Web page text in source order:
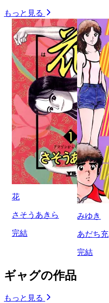
もっと見る
花
さそうあきら
完結
みゆき
あだち充
完結
ギャグの作品
もっと見る